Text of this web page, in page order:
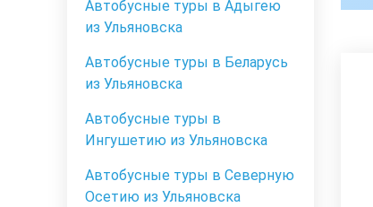
Автобусные туры в Адыгею
из Ульяновска
Автобусные туры в Беларусь
из Ульяновска
Автобусные туры в
Ингушетию из Ульяновска
Автобусные туры в Северную
Осетию из Ульяновска